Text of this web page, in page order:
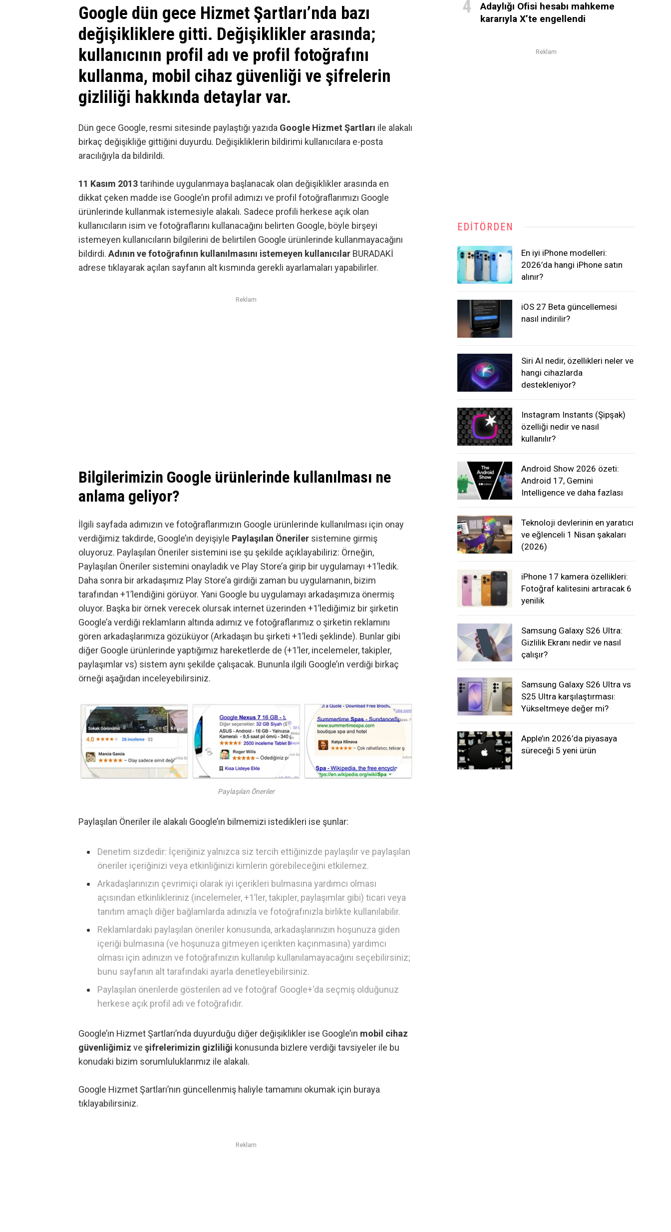
Google dün gece Hizmet Şartları’nda bazı
değişikliklere gitti. Değişiklikler arasında;
kullanıcının profil adı ve profil fotoğrafını
kullanma, mobil cihaz güvenliği ve şifrelerin
gizliliği hakkında detaylar var.
Dün gece Google, resmi sitesinde paylaştığı yazıda Google Hizmet Şartları ile alakalı
birkaç değişikliğe gittiğini duyurdu. Değişikliklerin bildirimi kullanıcılara e-posta
aracılığıyla da bildirildi.
11 Kasım 2013tarihinde uygulanmaya başlanacak olan değişiklikler arasında en
dikkat çeken madde ise Google’ın profil adımızı ve profil fotoğraflarımızı Google
ürünlerinde kullanmak istemesiyle alakalı. Sadece profili herkese açık olan
kullanıcıların isim ve fotoğraflarını kullanacağını belirten Google, böyle birşeyi
istemeyen kullanıcıların bilgilerini de belirtilen Google ürünlerinde kullanmayacağını
bildirdi. Adının ve fotoğrafının kullanılmasını istemeyen kullanıcılar BURADAKİ
adrese tıklayarak açılan sayfanın alt kısmında gerekli ayarlamaları yapabilirler.
Reklam
Bilgilerimizin Google ürünlerinde kullanılması ne
anlama geliyor?
İlgili sayfada adımızın ve fotoğraflarımızın Google ürünlerinde kullanılması için onay
verdiğimiz takdirde, Google’ın deyişiyle Paylaşılan Öneriler sistemine girmiş
oluyoruz. Paylaşılan Öneriler sistemini ise şu şekilde açıklayabiliriz: Örneğin,
Paylaşılan Öneriler sistemini onayladık ve Play Store’a girip bir uygulamayı +1’ledik.
Daha sonra bir arkadaşımız Play Store’a girdiği zaman bu uygulamanın, bizim
tarafından +1’lendiğini görüyor. Yani Google bu uygulamayı arkadaşımıza önermiş
oluyor. Başka bir örnek verecek olursak internet üzerinden +1’lediğimiz bir şirketin
Google’a verdiği reklamların altında adımız ve fotoğraflarımız o şirketin reklamını
gören arkadaşlarımıza gözüküyor (Arkadaşın bu şirketi +1’ledi şeklinde). Bunlar gibi
diğer Google ürünlerinde yaptığımız hareketlerde de (+1’ler, incelemeler, takipler,
paylaşımlar vs) sistem aynı şekilde çalışacak. Bununla ilgili Google’ın verdiği birkaç
örneği aşağıdan inceleyebilirsiniz.
Paylaşılan Öneriler
Paylaşılan Öneriler ile alakalı Google’ın bilmemizi istedikleri ise şunlar:
Denetim sizdedir: İçeriğiniz yalnızca siz tercih ettiğinizde paylaşılır ve paylaşılan
öneriler içeriğinizi veya etkinliğinizi kimlerin görebileceğini etkilemez.
Arkadaşlarınızın çevrimiçi olarak iyi içerikleri bulmasına yardımcı olması
açısından etkinlikleriniz (incelemeler, +1’ler, takipler, paylaşımlar gibi) ticari veya
tanıtım amaçlı diğer bağlamlarda adınızla ve fotoğrafınızla birlikte kullanılabilir.
Reklamlardaki paylaşılan öneriler konusunda, arkadaşlarınızın hoşunuza giden
içeriği bulmasına (ve hoşunuza gitmeyen içerikten kaçınmasına) yardımcı
olması için adınızın ve fotoğrafınızın kullanılıp kullanılamayacağını seçebilirsiniz;
bunu sayfanın alt tarafındaki ayarla denetleyebilirsiniz.
Paylaşılan önerilerde gösterilen ad ve fotoğraf Google+‘da seçmiş olduğunuz
herkese açık profil adı ve fotoğrafıdır.
Google’ın Hizmet Şartları’nda duyurduğu diğer değişiklikler ise Google’ın mobil cihaz
güvenliğimiz ve şifrelerimizin gizliliği konusunda bizlere verdiği tavsiyeler ile bu
konudaki bizim sorumluluklarımız ile alakalı.
Google Hizmet Şartları’nın güncellenmiş haliyle tamamını okumak için buraya
tıklayabilirsiniz.
Reklam
Adaylığı Ofisi hesabı mahkeme
kararıyla X’te engellendi
Reklam
EDITÖRDEN
En iyi iPhone modelleri:
2026’da hangi iPhone satın
alınır?
iOS 27 Beta güncellemesi
nasıl indirilir?
Siri AI nedir, özellikleri neler ve
hangi cihazlarda
destekleniyor?
Instagram Instants (Şipşak)
özelliği nedir ve nasıl
kullanılır?
Android Show 2026 özeti:
Android 17, Gemini
Intelligence ve daha fazlası
Teknoloji devlerinin en yaratıcı
ve eğlenceli 1 Nisan şakaları
(2026)
iPhone 17 kamera özellikleri:
Fotoğraf kalitesini artıracak 6
yenilik
Samsung Galaxy S26 Ultra:
Gizlilik Ekranı nedir ve nasıl
çalışır?
Samsung Galaxy S26 Ultra vs
S25 Ultra karşılaştırması:
Yükseltmeye değer mi?
Apple’ın 2026’da piyasaya
süreceği 5 yeni ürün